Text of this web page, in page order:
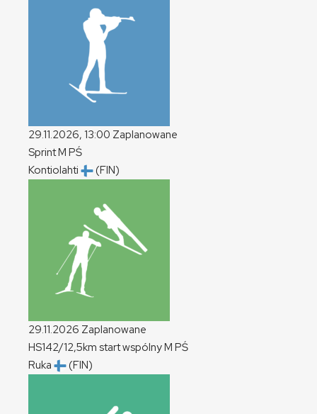
29.11.2026, 13:00 Zaplanowane
SprintM PŚ
Kontiolahti
(FIN)
29.11.2026 Zaplanowane
HS142/12,5km start wspólnyM PŚ
Ruka
(FIN)